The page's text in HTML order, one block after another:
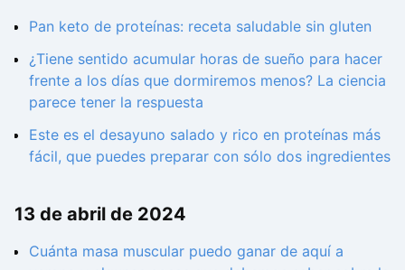
Pan keto de proteínas: receta saludable sin gluten
¿Tiene sentido acumular horas de sueño para hacer
frente a los días que dormiremos menos? La ciencia
parece tener la respuesta
Este es el desayuno salado y rico en proteínas más
fácil, que puedes preparar con sólo dos ingredientes
13 de abril de 2024
Cuánta masa muscular puedo ganar de aquí a